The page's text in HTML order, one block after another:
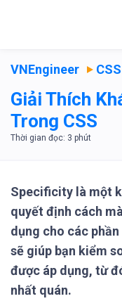
VNEngineer CSS
Giải Thích
Trong CSS
Specificity là một
quyết định cách
dụng cho các
sẽ giúp bạn kiểm
được áp dụng, từ
nhất quán.